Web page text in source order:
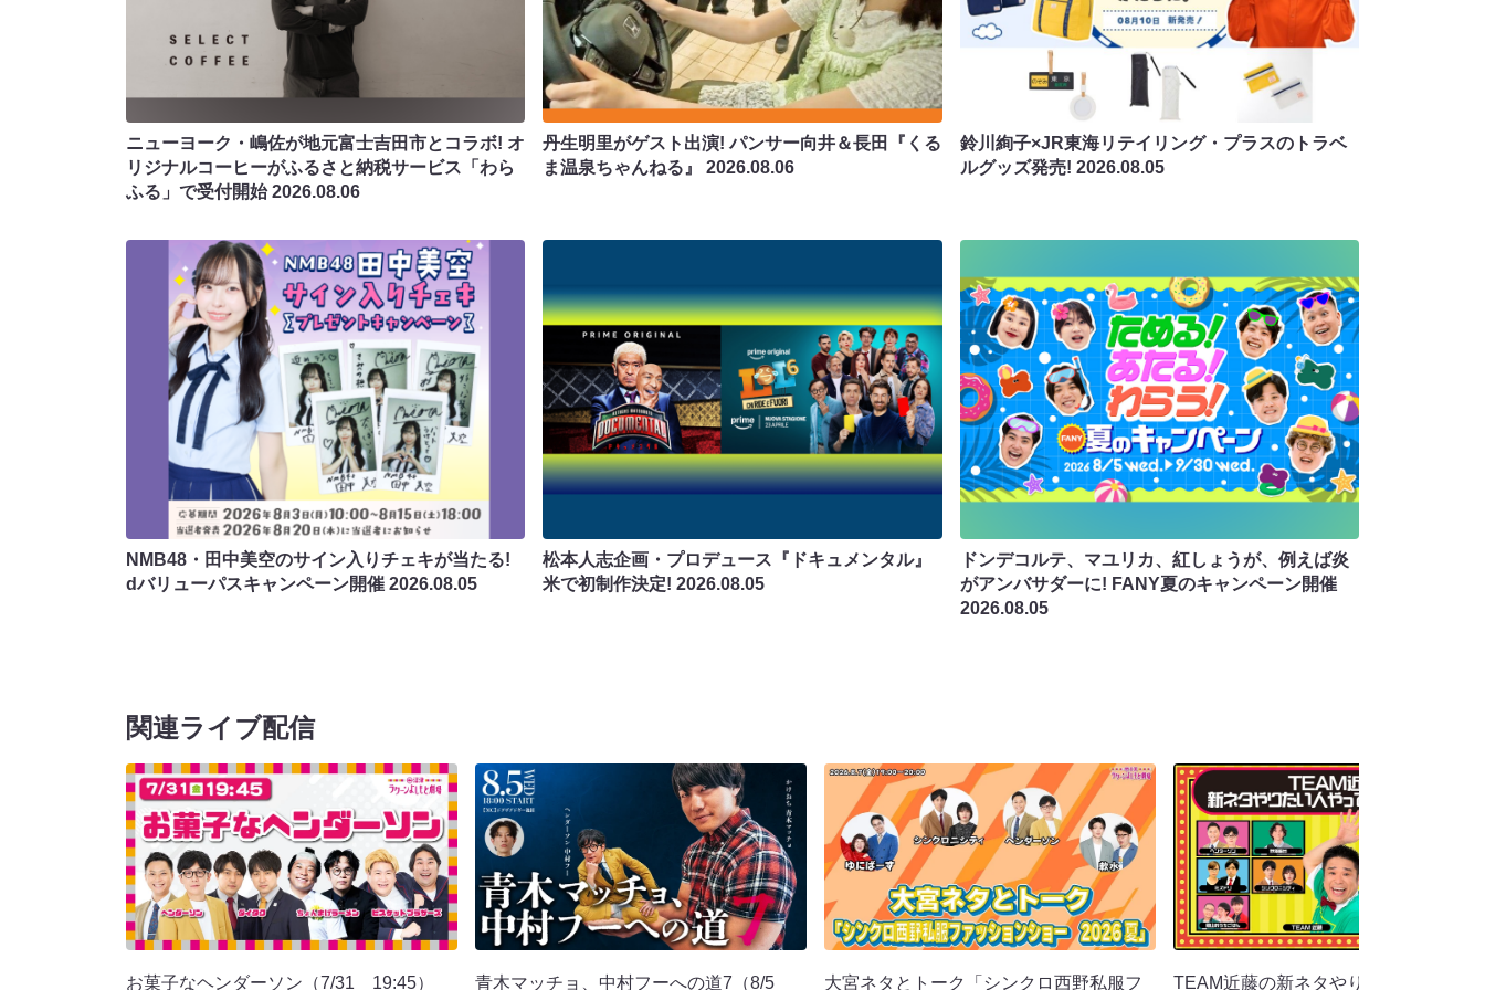
ニューヨーク・嶋佐が地元富士吉田市とコラボ! オ
リジナルコーヒーがふるさと納税サービス「わら
ふる」で受付開始2026.08.06
丹生明里がゲスト出演! パンサー向井＆長田『くる
ま温泉ちゃんねる』2026.08.06
鈴川絢子×JR東海リテイリング・プラスのトラベ
ルグッズ発売! 2026.08.05
NMB48・田中美空のサイン入りチェキが当たる!
dバリューパスキャンペーン開催 2026.08.05
松本人志企画・プロデュース『ドキュメンタル』
米で初制作決定!2026.08.05
ドンデコルテ、マユリカ、紅しょうが、例えば炎
がアンバサダーに! FANY夏のキャンペーン開催
2026.08.05
関連ライブ配信
お菓子なヘンダーソン（7/31 19:45） 青木マッチョ、中村フーへの道7（8/5 大宮ネタとトーク「シンクロ西野私服フ TEAM近藤の新ネタやりたい人やって